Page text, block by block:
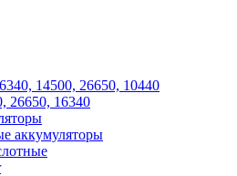
14500, 26650, 10440
26650, 16340
аккумуляторы